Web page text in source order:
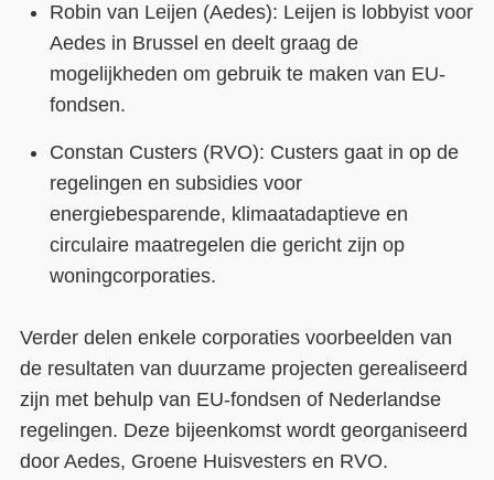
Robin van Leijen (Aedes): Leijen is lobbyist voor
Aedes in Brussel en deelt graag de
mogelijkheden om gebruik te maken van EU-
fondsen.
Constan Custers (RVO): Custers gaat in op de
regelingen en subsidies voor
energiebesparende, klimaatadaptieve en
circulaire maatregelen die gericht zijn op
woningcorporaties.
Verder delen enkele corporaties voorbeelden van
de resultaten van duurzame projecten gerealiseerd
zijn met behulp van EU-fondsen of Nederlandse
regelingen. Deze bijeenkomst wordt georganiseerd
door Aedes, Groene Huisvesters en RVO.